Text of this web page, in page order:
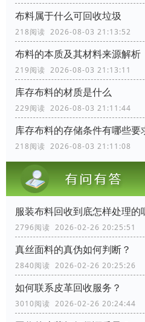
布料属于什么可回收垃圾
218阅读 2026-08-03 21:13:52
布料的本质及其材料来源解析
219阅读 2026-08-03 21:13:11
库存布料的材质是什么
229阅读 2026-08-03 21:11:44
库存布料的存储条件有哪些要
218阅读 2026-08-03 21:11:08
服装布料回收到底怎样处理的
2796阅读 2026-02-26 20:25:51
真丝面料的真伪如何判断？
2840阅读 2026-02-26 20:25:26
如何联系皮革回收服务？
3010阅读 2026-02-26 20:24:44